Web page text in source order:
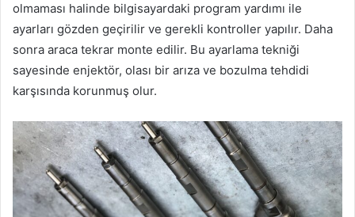
olmaması halinde bilgisayardaki program yardımı ile
ayarları gözden geçirilir ve gerekli kontroller yapılır. Daha
sonra araca tekrar monte edilir. Bu ayarlama tekniği
sayesinde enjektör, olası bir arıza ve bozulma tehdidi
karşısında korunmuş olur.